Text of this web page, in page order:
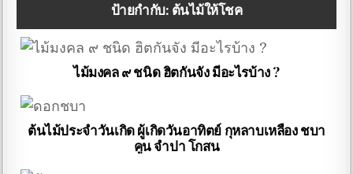
ป้ายกำกับ: ต้นไม้ให้โชค
ไม้มงคล ๙ ชนิด ฮิตกันจัง มีอะไรบ้าง ?
ต้นไม้ประจำวันเกิด ผู้เกิดวันอาทิตย์ กุหลาบเหลือง ชบา
คูน จำปา โกสน